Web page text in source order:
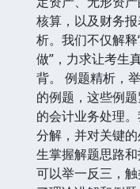
核算，以及财务
析。我们不仅解释
做”，力求让考生
背。 例题精析，
的例题，这些例
的会计业务处理
分解，并对关键
生掌握解题思路
可以举一反三，